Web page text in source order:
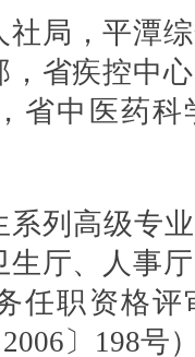
局，平潭
省疾控中
省中医药科
系列高级专
厅、人事
任职资格
〕198号